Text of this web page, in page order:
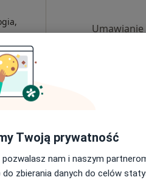
300 zł
Twoją prywatność
nam i naszym
do zbierania danych do celów